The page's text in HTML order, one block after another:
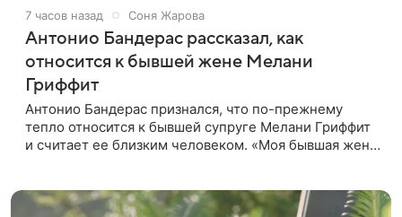
7 часов назад Соня Жарова
Антонио Бандерас рассказал, как
относится к бывшей жене Мелани
Гриффит
Антонио Бандерас признался, что по-прежнему
тепло относится к бывшей супруге Мелани Гриффит
и считает ее близким человеком. «Моя бывшая жена